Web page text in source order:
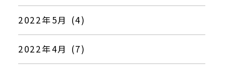
2022年5月 (4)
2022年4月 (7)